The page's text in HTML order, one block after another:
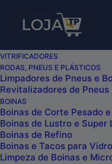
VITRIFICADORES
RODAS, PNEUS E PLÁSTICOS
Limpadores de Pneus e
Revitalizadores de Pneus
BOINAS
Boinas de Corte Pesado
Boinas de Lustro e Super
Boinas de Refino
Boinas e Tacos para
Limpeza de Boinas e
CLAY BAR
CLAY BAR
AGRESSIVO
Para consultar
nossos produtos,
contato com
de